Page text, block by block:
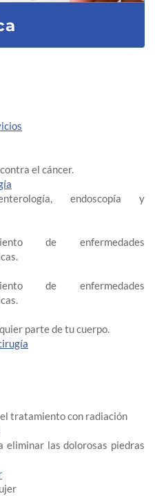
el cáncer.
endoscopía y
de enfermedades
de enfermedades
parte de tu cuerpo.
tratamiento con radiación
eliminar las dolorosas piedras